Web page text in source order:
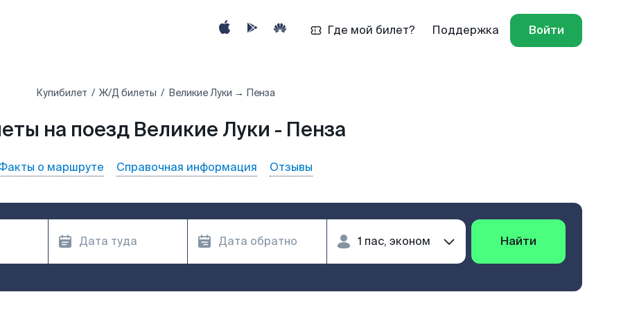
Где мой билет? Поддержка Войти
Купибилет Ж/Д билеты Великие Луки → Пенза
на поезд Великие Луки - Пенза
о маршруте Справочная информация Отзывы
Найти